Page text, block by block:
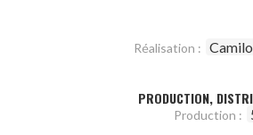
Réalisation :
PRODUCTION,
Production :